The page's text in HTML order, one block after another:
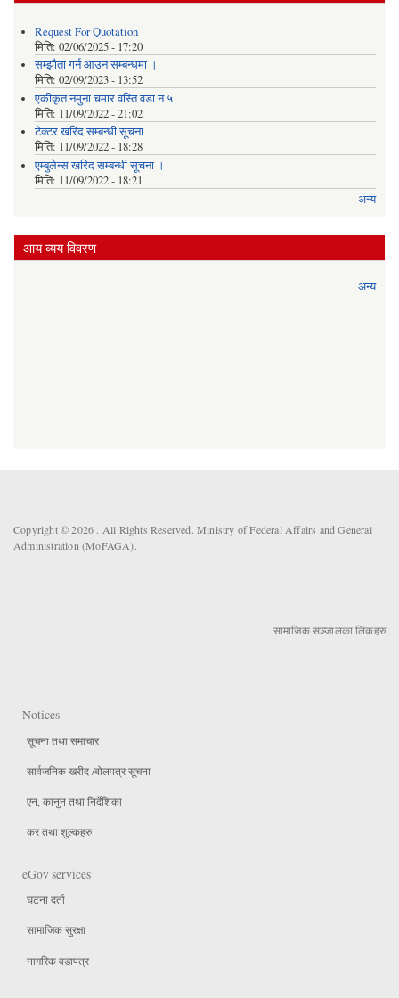
Request For Quotation
मिति: 02/06/2025 - 17:20
सम्झौता गर्न आउन सम्बन्धमा ।
मिति: 02/09/2023 - 13:52
एकीकृत नमुना चमार वस्ति वडा न ५
मिति: 11/09/2022 - 21:02
टेक्टर खरिद सम्बन्धी सूचना
मिति: 11/09/2022 - 18:28
एम्बुलेन्स खरिद सम्बन्धी सूचना ।
मिति: 11/09/2022 - 18:21
अन्य
आय व्यय विवरण
अन्य
Copyright © 2026 . All Rights Reserved. Ministry of Federal Affairs and General
Administration (MoFAGA).
सामाजिक सञ्जालका लिंकहरु
Notices
सूचना तथा समाचार
सार्वजनिक खरीद /बोलपत्र सूचना
एन, कानुन तथा निर्देशिका
कर तथा शुल्कहरु
eGov services
घटना दर्ता
सामाजिक सुरक्षा
नागरिक वडापत्र